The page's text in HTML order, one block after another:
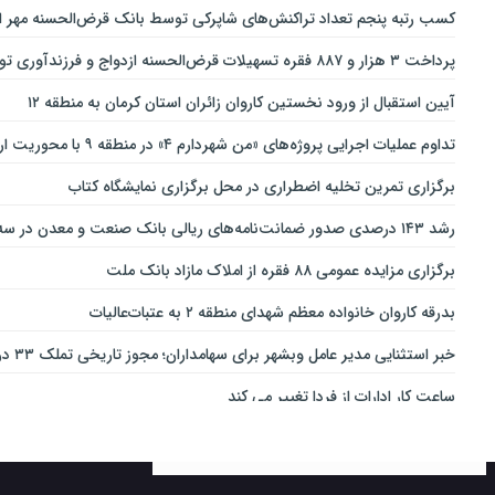
کسب رتبه پنجم تعداد تراکنش‌های شاپرکی توسط بانک قرض‌الحسنه مهر
پرداخت ۳ هزار و ۸۸۷ فقره تسهیلات قرض‌الحسنه ازدواج و فرزندآوری توسط بانک پاسارگاد تا پایان خردادماه ۱۴۰۵
آیین استقبال از ورود نخستین کاروان زائران استان کرمان به منطقه ۱۲
تداوم عملیات اجرایی پروژه‌های «من شهردارم ۴» در منطقه ۹ با محوریت ارتقای ایمنی و تسهیل تردد
برگزاری تمرین تخلیه اضطراری در محل برگزاری نمایشگاه کتاب
رشد ۱۴۳ درصدی صدور ضمانت‌نامه‌های ریالی بانک صنعت و معدن در سه‌ماهه نخست سال جاری
برگزاری مزایده عمومی ۸۸ فقره از املاک مازاد بانک ملت
بدرقه کاروان خانواده معظم شهدای منطقه ۲ به عتبات‌عالیات
خبر استثنایی مدیر عامل وبشهر برای سهامداران؛ مجوز تاریخی تملک ۳۳ درصدی بانک اقتصاد نوین اخذ شد
ساعت کار ادارات از فردا تغییر می کند
خدمات‌دهي مترو به 4 ميليون و 100 هزار نفر مسافر در مناسبت‌هاي ملي و مذهبي